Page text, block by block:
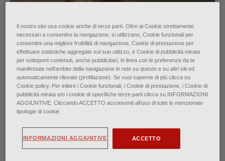
Carel Fabritius. Un piccolo
quadro, un grande talento
di Francesca Bardi ∙ Marzo 2024
Il nostro sito usa cookie anche di terze parti. Oltre ai Cookie strettamente
necessari a consentire la navigazione, si utilizzano, Cookie funzionali per
consentire una migliore fruibilità di navigazione, Cookie di prestazione per
effettuare statistiche aggregate sul suo utilizzo, e Cookie di pubblicità mirata
per sottoporti contenuti, anche pubblicitari, in linea con le preferenze da te
manifestate nell‘ambito della navigazione in rete su questo e su altri siti ed
automaticamente rilevate (profilazione). Se vuoi saperne di più clicca su
Cookie policy. Per inibire i Cookie funzionali, i Cookie di prestazione, i Cookie di
pubblicità mirata e/o i cookie di specifiche terze parti clicca su INFORMAZIONI
AGGIUNTIVE. Cliccando ACCETTO acconsenti all’uso di tutte le menzionate
tipologie di cookie.
ACCETTO
INFORMAZIONI AGGIUNTIVE